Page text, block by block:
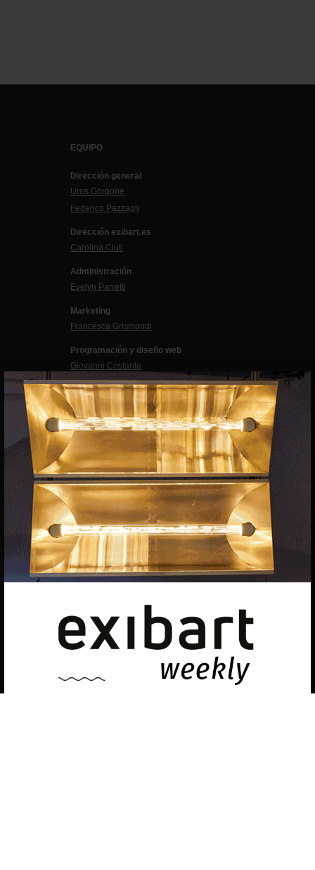
×
EQUIPO
Dirección general
Uros Gorgone
Federico Pazzagli
Dirección exibart.es
Carolina Ciuti
Administración
Evelyn Parretti
Marketing
Francesca Grismondi
Programación y diseño web
Giovanni Costante
Marcello Moi
EXIBART SPAIN, S.L.U.
AVINGUDA ROMA, 12
08015 BARCELONA
CIF: B06956841
Suscríbete a la newsletter
Política de privacidad
©exibart 2026 - web design and
Utilizamos cookies para ofrecerte la mejor experiencia en
nuestra web.
Puedes aprender más sobre qué cookies utilizamos o
desactivarlas en losajustes
Aceptar